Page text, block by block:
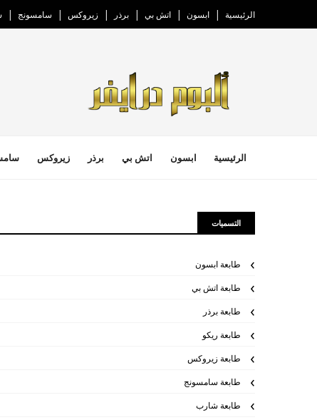
الرئيسية ابسون اتش بي برذر زيروكس سامسونج
الرئيسية ابسون اتش بي برذر زيروكس
التسميات
طابعة ابسون
طابعة اتش بي
طابعة برذر
طابعة ريكو
طابعة زيروكس
طابعة سامسونج
طابعة شارب